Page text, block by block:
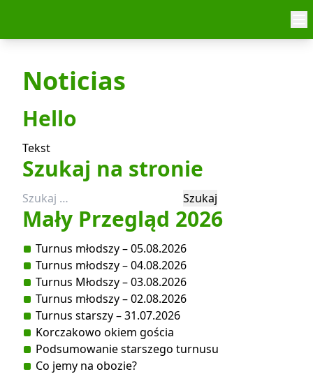
Noticias
Hello
Tekst
Szukaj na stronie
Szukaj:
Mały Przegląd 2026
Turnus młodszy – 05.08.2026
Turnus młodszy – 04.08.2026
Turnus Młodszy – 03.08.2026
Turnus młodszy – 02.08.2026
Turnus starszy – 31.07.2026
Korczakowo okiem gościa
Podsumowanie starszego turnusu
Co jemy na obozie?